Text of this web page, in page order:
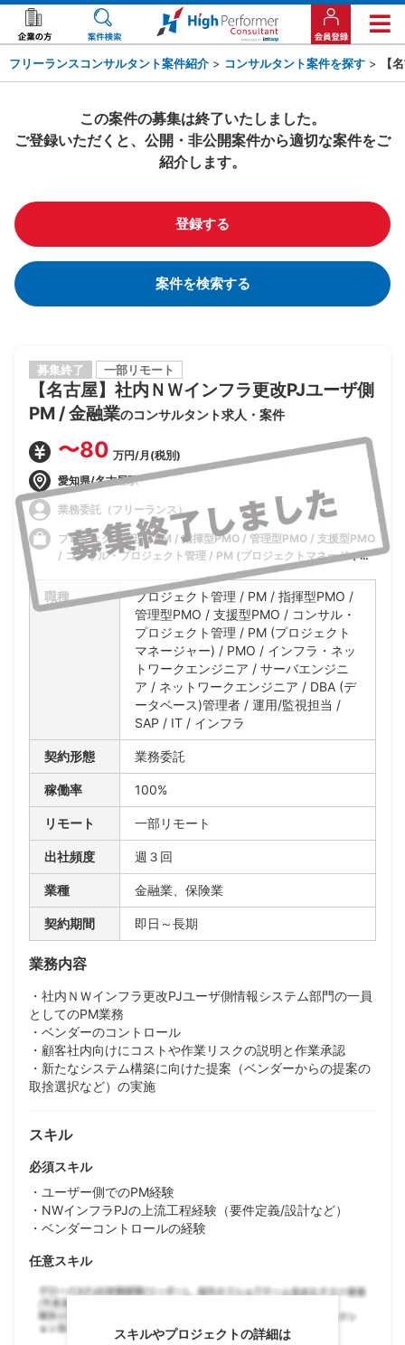
フリーランスコンサルタント案件紹介 > コンサルタント案件を探す > 【
この案件の募集は終了いたしました。
ご登録いただくと、公開・非公開案件から適切な案件をご
紹介します。
登録する
案件を検索する
募集終了 一部リモート
【名古屋】社内ＮＷインフラ更改PJユーザ側
PM / 金融業のコンサルタント求人・案件
〜80 万円/月(税別)
愛知県/名古屋駅
業務委託（フリーランス）
プロジェクト管理 / PM / 指揮型PMO / 管理型PMO / 支援型PMO
/ コンサル・プロジェクト管理 / PM (プロジェクトマネージャー)
/ PMO / インフラ・ネットワークエンジニア / サーバエンジニア
/ ネットワークエンジニア / DBA (データベース)管理者 / 運用/監
視担当 / SAP / IT / インフラ
職種
プロジェクト管理 / PM / 指揮型PMO /
管理型PMO / 支援型PMO / コンサル・
プロジェクト管理 / PM (プロジェクト
マネージャー) / PMO / インフラ・ネッ
トワークエンジニア / サーバエンジニ
ア / ネットワークエンジニア / DBA (デ
ータベース)管理者 / 運用/監視担当 /
SAP / IT / インフラ
契約形態 業務委託
稼働率 100%
リモート 一部リモート
出社頻度 週３回
業種 金融業、保険業
契約期間 即日～長期
業務内容
・社内ＮＷインフラ更改PJユーザ側情報システム部門の一員
としてのPM業務
・ベンダーのコントロール
・顧客社内向けにコストや作業リスクの説明と作業承認
・新たなシステム構築に向けた提案（ベンダーからの提案の
取捨選択など）の実施
スキル
必須スキル
・ユーザー側でのPM経験
・NWインフラPJの上流工程経験（要件定義/設計など）
・ベンダーコントロールの経験
任意スキル
スキルやプロジェクトの詳細は